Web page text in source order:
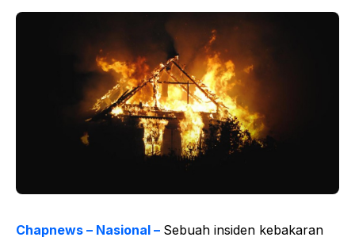
Chapnews – Nasional – Sebuah insiden kebakaran